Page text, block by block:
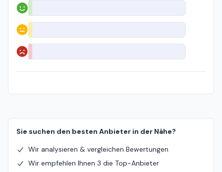
Positiv
Neutral
Negativ
Sie suchen den besten Anbieter in der Nähe?
Wir analysieren & vergleichen Bewertungen
Wir empfehlen Ihnen 3 die Top-Anbieter